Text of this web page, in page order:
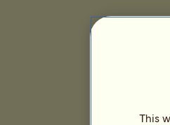
This